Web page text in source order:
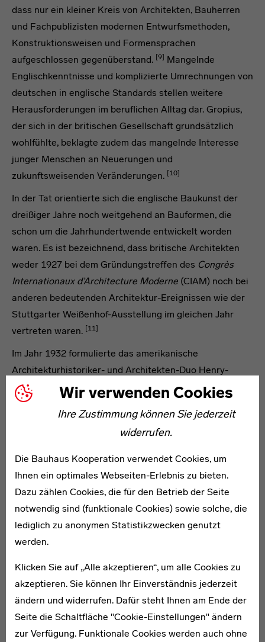
Wir verwenden Cookies
Ihre Zustimmung können Sie jederzeit
widerrufen.
Die Bauhaus Kooperation verwendet Cookies, um
Ihnen ein optimales Webseiten-Erlebnis zu bieten.
Dazu zählen Cookies, die für den Betrieb der Seite
notwendig sind (funktionale Cookies) sowie solche, die
lediglich zu anonymen Statistikzwecken genutzt
werden.
Klicken Sie auf „Alle akzeptieren“, um alle Cookies zu
akzeptieren. Sie können Ihr Einverständnis jederzeit
ändern und widerrufen. Dafür steht Ihnen am Ende der
Seite die Schaltfläche "Cookie-Einstellungen" ändern
zur Verfügung. Funktionale Cookies werden auch ohne
dass nur ein kleiner Kreis von Architekten, Bauherren
und Fachpublizisten modernen Entwurfsmethoden,
Konstruktionsweisen und Formensprachen
aufgeschlossen gegenüberstand. [9] Mangelnde
Englischkenntnisse und komplizierte Umrechnungen von
deutschen in englische Standards stellen weitere
Herausforderungen im beruflichen Alltag dar. Gropius,
der sich in der britischen Gesellschaft grundsätzlich
wohlfühlte, beklagte zudem das mangelnde Interesse
junger Menschen an Neuerungen und
zukunftsweisenden Veränderungen. [10]
In der Tat orientierte sich die englische Baukunst der
dreißiger Jahre noch weitgehend an Bauformen, die
schon um die Jahrhundertwende entwickelt worden
waren. Es ist bezeichnend, dass britische Architekten
weder 1927 bei dem Gründungstreffen des Congrès
Internationaux d’Architecture Moderne (CIAM) noch bei
anderen bedeutenden Architektur-Ereignissen wie der
Stuttgarter Weißenhof-Ausstellung im gleichen Jahr
vertreten waren. [11]
Im Jahr 1932 formulierte das amerikanische
Architekturhistoriker- und Architekten-Duo Henry-
Russell Hitchcock und Philip Johnson in der New Yorker
Überblick-Schau „Modern Architecture“ folgende
Einschätzung: „In [...] England really modern architecture
has only began to appear“.[12]Und 1937 stellte der aus
werden sollte, fest: „The whole architectural scene is
[13]
Diese kurzen Anmerkungen verdeutlichen, wie schwierig
es vielen der immigrierten Architekten fiel, sich in die
britische Architekturlandschaft zu integrieren. Häufig
wurden sie mit antimodernistischen Haltungen